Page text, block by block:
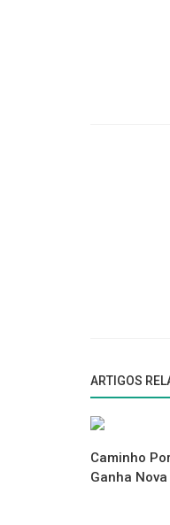
Ainda hoje se
preserva e
Finalmente,
qual como o
► As Judiarias
► As
Gostou do
ARTIGOS
Caminho
Ganha